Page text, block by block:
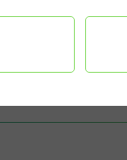
KARINE B.